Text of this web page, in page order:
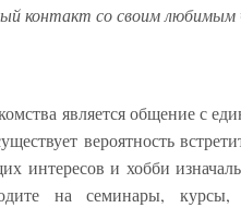
контакт со своим любимым
является общение с
вероятность
интересов и хобби
на семинары, курсы,